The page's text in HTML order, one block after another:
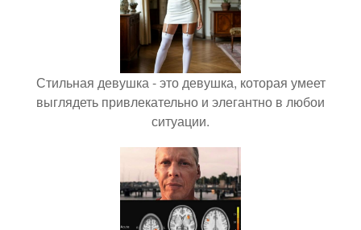
Стильная девушка - это девушка, которая умеет
выглядеть привлекательно и элегантно в любои
ситуации.